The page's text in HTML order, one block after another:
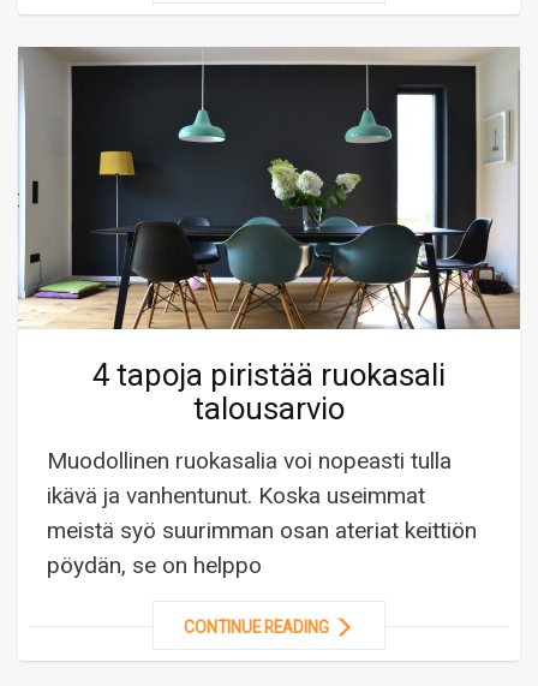
4 tapoja piristää ruokasali
talousarvio
Muodollinen ruokasalia voi nopeasti tulla
ikävä ja vanhentunut. Koska useimmat
meistä syö suurimman osan ateriat keittiön
pöydän, se on helppo
CONTINUE READING